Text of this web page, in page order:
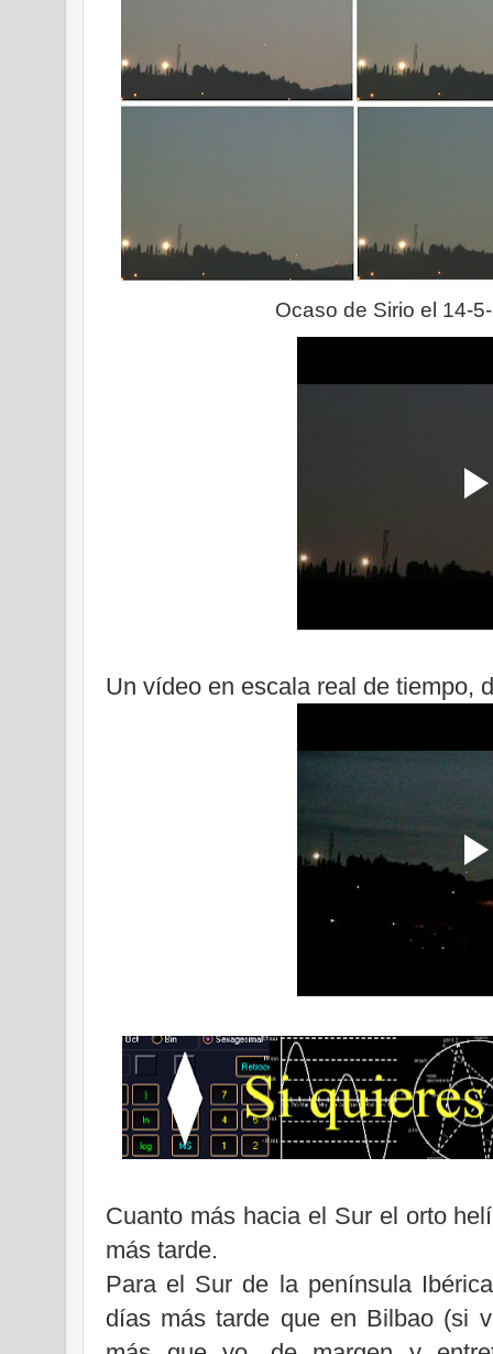
Ocaso de Sirio el 14-
Un vídeo en escala real de tiempo,
Cuanto más hacia el Sur el orto
más tarde.
Para el Sur de la península
días más tarde que en Bilbao (si